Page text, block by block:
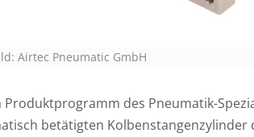
Airtec Pneumatic GmbH
Produktprogramm des Pneumatik-
betätigten Kolbenstangenzylinder